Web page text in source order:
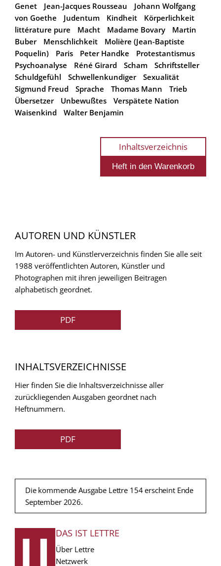
Genet
Jean-Jacques Rousseau
Johann Wolfgang
von Goethe
Judentum Kindheit
Körperlichkeit
littérature pure
Macht Madame Bovary
Martin
Buber
Menschlichkeit
Molière (Jean-Baptiste
Poquelin)
Paris Peter Handke
Protestantismus
Psychoanalyse
Réné Girard Scham
Schriftsteller
Schuldgefühl
Schwellenkundiger
Sexualität
Sigmund Freud
Sprache Thomas Mann
Trieb
Übersetzer
Unbewußtes
Verspätete Nation
Waisenkind
Walter Benjamin
Inhaltsverzeichnis
AUTOREN UND KÜNSTLER
Im Autoren- und Künstlerverzeichnis finden Sie alle seit
1988 veröffentlichten Autoren, Künstler und
Photographen mit ihren jeweiligen Beitragen
alphabetisch geordnet.
PDF
INHALTSVERZEICHNISSE
Hier finden Sie die Inhaltsverzeichnisse aller
zurückliegenden Ausgaben geordnet nach
Heftnummern.
PDF
Die kommende Ausgabe Lettre 154 erscheint Ende
September 2026.
FUSSZEILE
DAS IST LETTRE
Über Lettre
Netzwerk